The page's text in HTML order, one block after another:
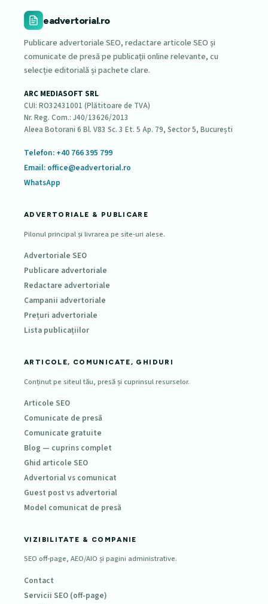
eadvertorial.ro
Publicare advertoriale SEO, redactare articole SEO și
comunicate de presă pe publicații online relevante, cu
selecție editorială și pachete clare.
ARC MEDIASOFT SRL
CUI: RO32431001 (Plătitoare de TVA)
Nr. Reg. Com.: J40/13626/2013
Aleea Botorani 6 Bl. V83 Sc. 3 Et. 5 Ap. 79, Sector 5, București
Telefon: +40 766 395 799
Email: office@eadvertorial.ro
WhatsApp
ADVERTORIALE & PUBLICARE
Pilonul principal și livrarea pe site-uri alese.
Advertoriale SEO
Publicare advertoriale
Redactare advertoriale
Campanii advertoriale
Prețuri advertoriale
Lista publicațiilor
ARTICOLE, COMUNICATE, GHIDURI
Conținut pe siteul tău, presă și cuprinsul resurselor.
Articole SEO
Comunicate de presă
Comunicate gratuite
Blog — cuprins complet
Ghid articole SEO
Advertorial vs comunicat
Guest post vs advertorial
Model comunicat de presă
VIZIBILITATE & COMPANIE
SEO off-page, AEO/AIO și pagini administrative.
Contact
Servicii SEO (off-page)